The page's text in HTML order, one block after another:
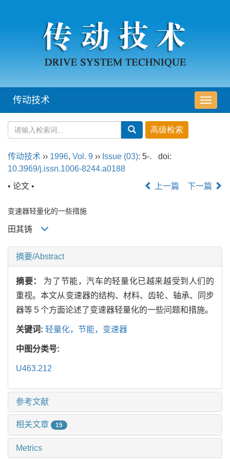
导
航
传动技术
传动技术 ›› 1996, Vol. 9 ›› Issue (03): 5-.
doi:
10.3969/j.issn.1006-8244.a0188
• 论文 •
上一篇 下一篇
变速器轻量化的一些措施
田其铸
摘要/Abstract
摘要： 为了节能，汽车的轻量化已越来越受到人们的
重视。本文从变速器的结构、材料、齿轮、轴承、同步
器等５个方面论述了变速器轻量化的一些问题和措施。
关键词: 轻量化，节能，变速器
中图分类号:
U463.212
参考文献
相关文章 15
Metrics